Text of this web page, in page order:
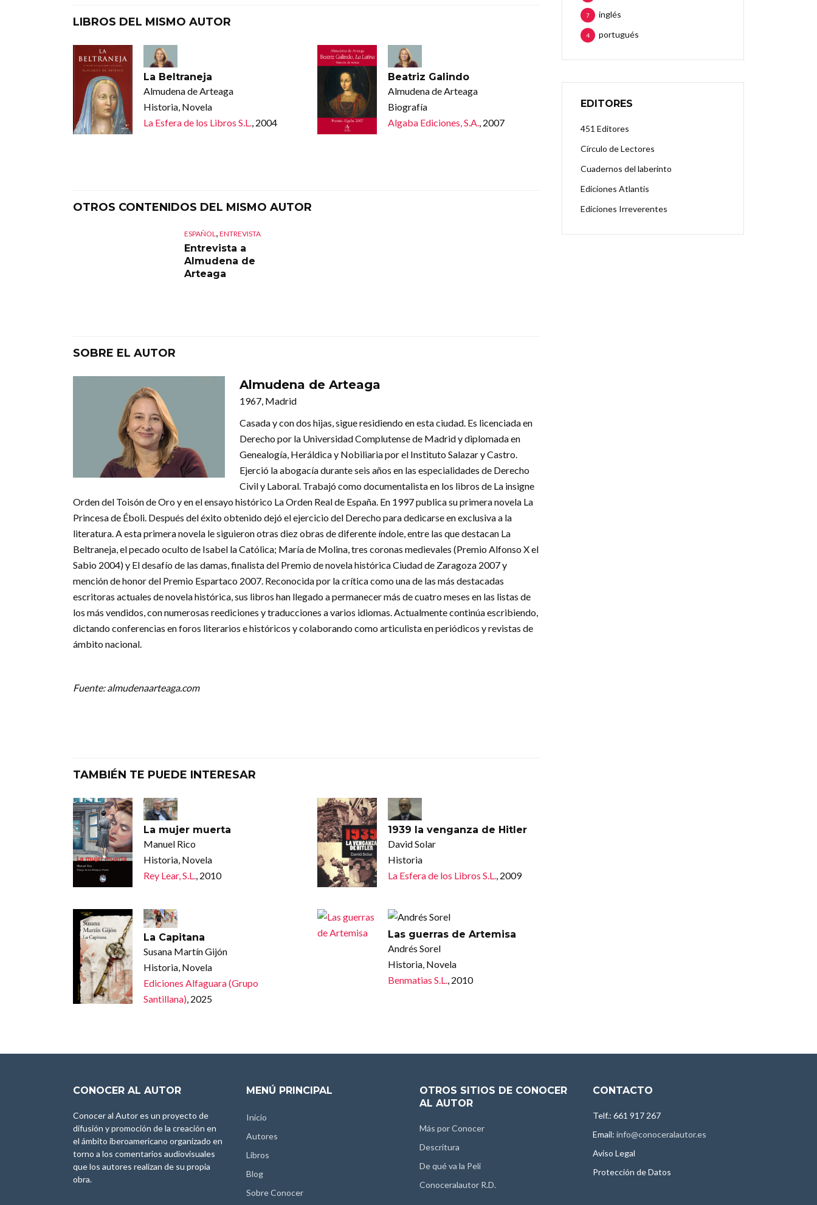
LIBROS DEL MISMO AUTOR
La Beltraneja
Almudena de Arteaga
Historia, Novela
La Esfera de los Libros S.L., 2004
Beatriz Galindo
Almudena de Arteaga
Biografía
Algaba Ediciones, S.A., 2007
OTROS CONTENIDOS DEL MISMO AUTOR
ESPAÑOL , ENTREVISTA
Entrevista a
Almudena de
Arteaga
SOBRE EL AUTOR
Almudena de Arteaga
1967, Madrid
Casada y con dos hijas, sigue residiendo en esta ciudad. Es licenciada en
Derecho por la Universidad Complutense de Madrid y diplomada en
Genealogía, Heráldica y Nobiliaria por el Instituto Salazar y Castro.
Ejerció la abogacía durante seis años en las especialidades de Derecho
Civil y Laboral. Trabajó como documentalista en los libros de La insigne
Orden del Toisón de Oro y en el ensayo histórico La Orden Real de España. En 1997 publica su primera novela La
Princesa de Éboli. Después del éxito obtenido dejó el ejercicio del Derecho para dedicarse en exclusiva a la
literatura. A esta primera novela le siguieron otras diez obras de diferente índole, entre las que destacan La
Beltraneja, el pecado oculto de Isabel la Católica; María de Molina, tres coronas medievales (Premio Alfonso X el
Sabio 2004) y El desafío de las damas, finalista del Premio de novela histórica Ciudad de Zaragoza 2007 y
mención de honor del Premio Espartaco 2007. Reconocida por la crítica como una de las más destacadas
escritoras actuales de novela histórica, sus libros han llegado a permanecer más de cuatro meses en las listas de
los más vendidos, con numerosas reediciones y traducciones a varios idiomas. Actualmente continúa escribiendo,
dictando conferencias en foros literarios e históricos y colaborando como articulista en periódicos y revistas de
ámbito nacional.
Fuente: almudenaarteaga.com
TAMBIÉN TE PUEDE INTERESAR
La mujer muerta
Manuel Rico
Historia, Novela
Rey Lear, S.L., 2010
1939 la venganza de Hitler
David Solar
Historia
La Esfera de los Libros S.L., 2009
La Capitana
Susana Martín Gijón
Historia, Novela
Ediciones Alfaguara (Grupo
Santillana), 2025
Las guerras de Artemisa
Andrés Sorel
Historia, Novela
Benmatias S.L., 2010
inglés
7
portugués
4
EDITORES
451 Editores
Círculo de Lectores
Cuadernos del laberinto
Ediciones Atlantis
Ediciones Irreverentes
CONOCER AL AUTOR
Conocer al Autor es un proyecto de
difusión y promoción de la creación en
el ámbito iberoamericano organizado en
torno a los comentarios audiovisuales
que los autores realizan de su propia
obra.
MENÚ PRINCIPAL
Inicio
Autores
Libros
Blog
Sobre Conocer
OTROS SITIOS DE CONOCER
AL AUTOR
Más por Conocer
Descritura
De qué va la Peli
Conoceralautor R.D.
CONTACTO
Telf.: 661 917 267
Email: info@conoceralautor.es
Aviso Legal
Protección de Datos